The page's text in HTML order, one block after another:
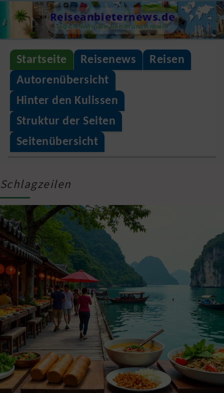
k
i
n
t
Reiseanbieternews.de
Täglich News über Reisen und Anbeiter
Startseite Reisenews
Reisen
Autorenübersicht
Hinter den Kulissen
Struktur der Seiten
Seitenübersicht
Schlagzeilen